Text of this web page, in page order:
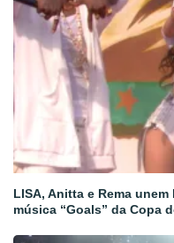
LISA, Anitta e Rema
música “Goals” da Copa